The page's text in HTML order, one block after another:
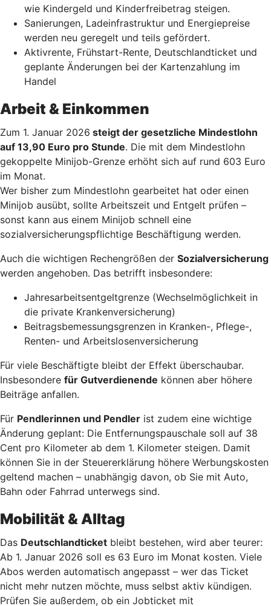
wie Kindergeld und Kinderfreibetrag steigen.
Sanierungen, Ladeinfrastruktur und Energiepreise
werden neu geregelt und teils gefördert.
Aktivrente, Frühstart-Rente, Deutschlandticket und
geplante Änderungen bei der Kartenzahlung im
Handel
Arbeit & Einkommen
Zum 1. Januar 2026 steigt der gesetzliche Mindestlohn
auf 13,90 Euro pro Stunde. Die mit dem Mindestlohn
gekoppelte Minijob-Grenze erhöht sich auf rund 603 Euro
im Monat.
Wer bisher zum Mindestlohn gearbeitet hat oder einen
Minijob ausübt, sollte Arbeitszeit und Entgelt prüfen –
sonst kann aus einem Minijob schnell eine
sozialversicherungspflichtige Beschäftigung werden.
Auch die wichtigen Rechengrößen der Sozialversicherung
werden angehoben. Das betrifft insbesondere:
Jahresarbeitsentgeltgrenze (Wechselmöglichkeit in
die private Krankenversicherung)
Beitragsbemessungsgrenzen in Kranken-, Pflege-,
Renten- und Arbeitslosenversicherung
Für viele Beschäftigte bleibt der Effekt überschaubar.
Insbesondere für Gutverdienende können aber höhere
Beiträge anfallen.
Für Pendlerinnen und Pendler ist zudem eine wichtige
Änderung geplant: Die Entfernungspauschale soll auf 38
Cent pro Kilometer ab dem 1. Kilometer steigen. Damit
können Sie in der Steuererklärung höhere Werbungskosten
geltend machen – unabhängig davon, ob Sie mit Auto,
Bahn oder Fahrrad unterwegs sind.
Mobilität & Alltag
Das Deutschlandticket bleibt bestehen, wird aber teurer:
Ab 1. Januar 2026 soll es 63 Euro im Monat kosten. Viele
Abos werden automatisch angepasst – wer das Ticket
nicht mehr nutzen möchte, muss selbst aktiv kündigen.
Prüfen Sie außerdem, ob ein Jobticket mit